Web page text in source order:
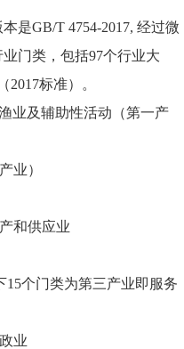
本是GB/T 4754-2017, 经过微
门类，包括97个行业大
2017标准）。
业及辅助性活动（第一产
业）
和供应业
15个门类为第三产业即服务
业